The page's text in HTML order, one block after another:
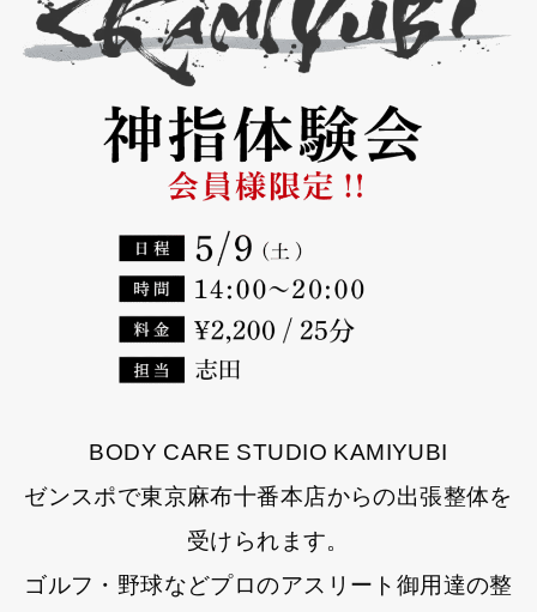
BODY CARE STUDIO KAMIYUBI
ゼンスポで東京麻布十番本店からの出張整体を
受けられます。
ゴルフ・野球などプロのアスリート御用達の整